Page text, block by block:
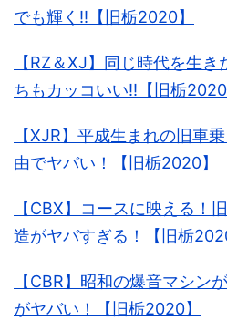
でも輝く!!【旧栃2020】
【RZ＆XJ】同じ時代を生
ちもカッコいい!!【旧栃2020
【XJR】平成生まれの旧車
由でヤバい！【旧栃2020】
【CBX】コースに映える！
造がヤバすぎる！【旧栃
【CBR】昭和の爆音マシン
がヤバい！【旧栃2020】